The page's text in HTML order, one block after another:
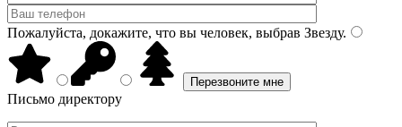
Пожалуйста, докажите, что вы человек, выбрав Звезду.
Письмо директору